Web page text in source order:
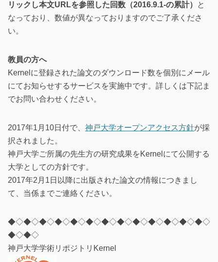
リックし本文URLを参照した回数（2016.9.1-の累計）
と
なっており、数値が異なっておりますのでご了承くださ
い。
教員の方へ
Kernelに登録された論文のダウンロード数を個別にメール
にてお知らせするサービスを実施中です。詳しくは下記ま
でお問い合わせください。
2017年1月10日付で、 神戸大学オープンアクセス方針が採
択されました。
神戸大学ご所属の先生方の研究成果をKernelにて公開する
大学としての方針です。
2017年2月1日以降に出版された論文の情報につきまし
て、当係までご連絡ください。
◆◇◆◇◆◇◆◇◆◇◆◇◆◇◆◇◆◇◆◇◆◇◆◇◆◇
◆◇◆◇
神戸大学学術リポジトリKernel